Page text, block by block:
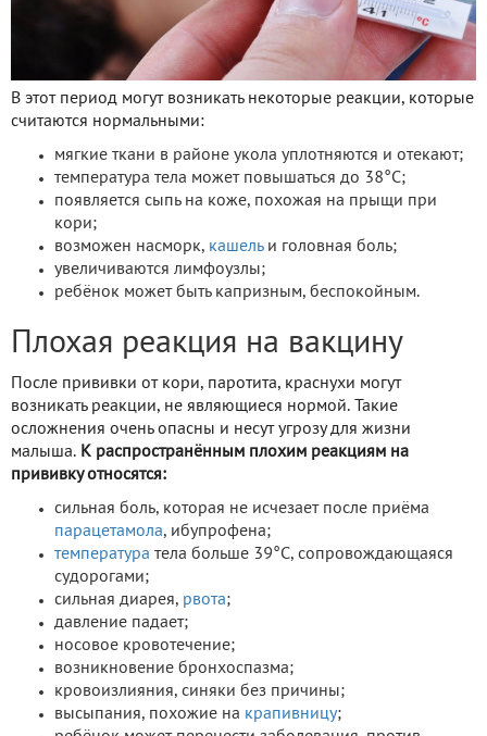
В этот период могут возникать некоторые реакции, которые
считаются нормальными:
мягкие ткани в районе укола уплотняются и отекают;
температура тела может повышаться до 38°С;
появляется сыпь на коже, похожая на прыщи при
кори;
возможен насморк, кашельи головная боль;
увеличиваются лимфоузлы;
ребёнок может быть капризным, беспокойным.
Плохая реакция на вакцину
После прививки от кори, паротита, краснухи могут
возникать реакции, не являющиеся нормой. Такие
осложнения очень опасны и несут угрозу для жизни
малыша. К распространённым плохим реакциям на
прививку относятся:
сильная боль, которая не исчезает после приёма
парацетамола, ибупрофена;
температура тела больше 39°С, сопровождающаяся
судорогами;
сильная диарея, рвота;
давление падает;
носовое кровотечение;
возникновение бронхоспазма;
кровоизлияния, синяки без причины;
высыпания, похожие на крапивницу;